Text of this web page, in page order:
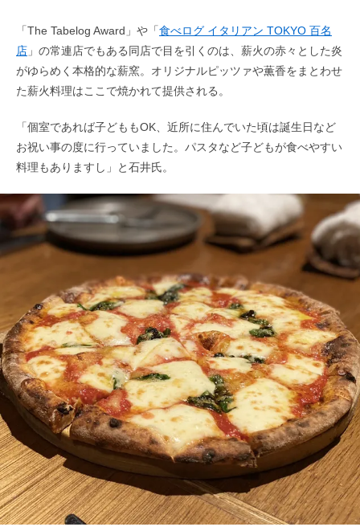
「The Tabelog Award」や「食べログ イタリアン TOKYO 百名
店 」の常連店でもある同店で目を引くのは、薪火の赤々とした炎
がゆらめく本格的な薪窯。オリジナルピッツァや薫香をまとわせ
た薪火料理はここで焼かれて提供される。
「個室であれば子どももOK、近所に住んでいた頃は誕生日など
お祝い事の度に行っていました。パスタなど子どもが食べやすい
料理もありますし」と石井氏。